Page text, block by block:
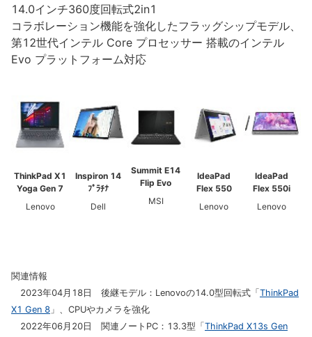
14.0インチ360度回転式2in1
コラボレーション機能を強化したフラッグシップモデル、
第12世代インテル Core プロセッサー 搭載のインテル
Evo プラットフォーム対応
ThinkPad X1
Yoga Gen 7
Lenovo
Inspiron 14
ﾌﾟﾗﾁﾅ
Dell
Summit E14
Flip Evo
MSI
IdeaPad
Flex 550
Lenovo
IdeaPad
Flex 550i
Lenovo
関連情報
2023年04月18日 後継モデル：Lenovoの14.0型回転式「 ThinkPad
X1 Gen 8 」、CPUやカメラを強化
2022年06月20日 関連ノートPC：13.3型「 ThinkPad X13s Gen